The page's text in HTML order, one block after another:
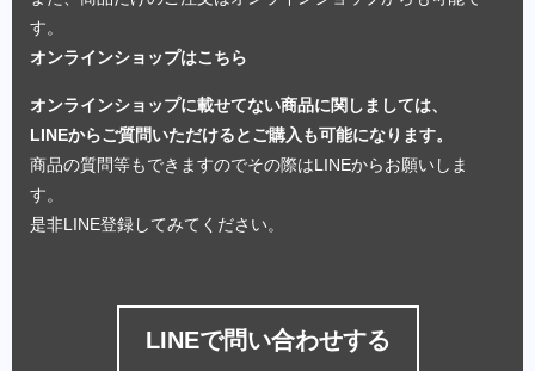
す。
オンラインショップはこちら
オンラインショップに載せてない商品に関しましては、
LINEからご質問いただけるとご購入も可能になります。
商品の質問等もできますのでその際はLINEからお願いしま
す。
是非LINE登録してみてください。
LINEで問い合わせする